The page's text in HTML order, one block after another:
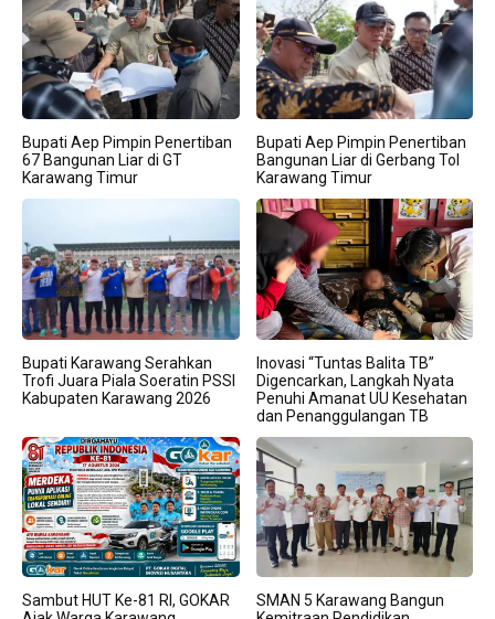
Bupati Aep Pimpin Penertiban
67 Bangunan Liar di GT
Karawang Timur
Bupati Aep Pimpin Penertiban
Bangunan Liar di Gerbang Tol
Karawang Timur
Bupati Karawang Serahkan
Trofi Juara Piala Soeratin PSSI
Kabupaten Karawang 2026
Inovasi “Tuntas Balita TB”
Digencarkan, Langkah Nyata
Penuhi Amanat UU Kesehatan
dan Penanggulangan TB
Sambut HUT Ke-81 RI, GOKAR
SMAN 5 Karawang Bangun